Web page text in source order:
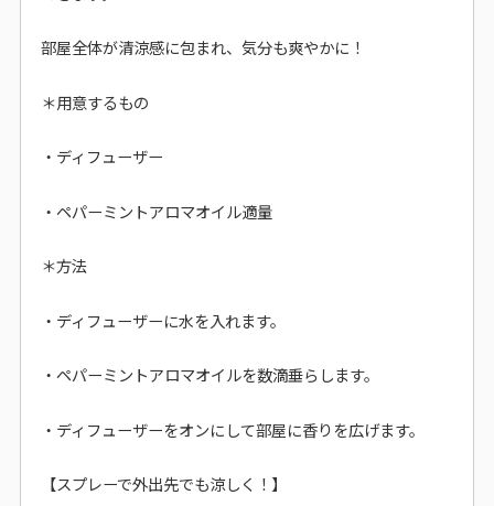
部屋全体が清涼感に包まれ、気分も爽やかに！
＊用意するもの
・ディフューザー
・ペパーミントアロマオイル適量
＊方法
・ディフューザーに水を入れます。
・ペパーミントアロマオイルを数滴垂らします。
・ディフューザーをオンにして部屋に香りを広げます。
【スプレーで外出先でも涼しく！】